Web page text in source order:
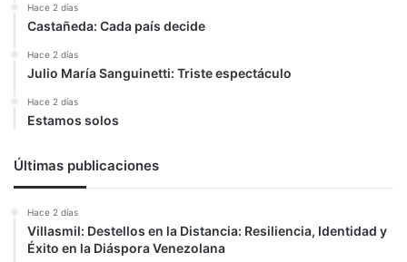
Hace 2 días
Castañeda: Cada país decide
Hace 2 días
Julio María Sanguinetti: Triste espectáculo
Hace 2 días
Estamos solos
Últimas publicaciones
Hace 2 días
Villasmil: Destellos en la Distancia: Resiliencia, Identidad y
Éxito en la Diáspora Venezolana